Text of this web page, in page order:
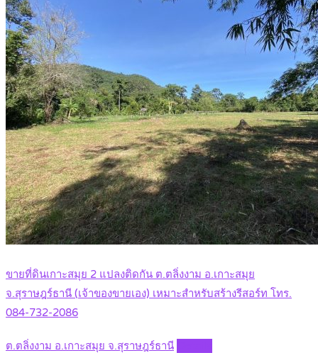
ขายที่ดินเกาะสมุย 2 แปลงติดกัน ต.ตลิ่งงาม อ.เกาะสมุย
จ.สุราษฎร์ธานี (เจ้าของขายเอง) เหมาะสำหรับสร้างรีสอร์ท โทร.
084-732-2086
ต.ตลิ่งงาม อ.เกาะสมุย จ.สุราษฎร์ธานี